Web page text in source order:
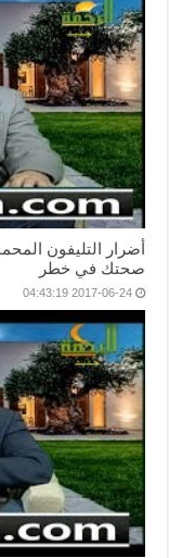
أضرار التليفون
صحتك في خطر
2017-06-24 04:43:19